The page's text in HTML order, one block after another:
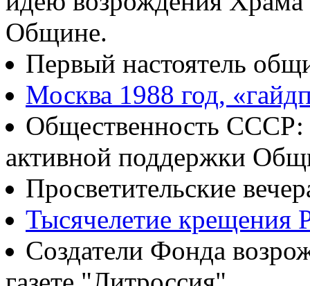
Общине.
Первый настоятель
Москва 1988 год,
Общественность СССР:
активной поддержки
Просветительские
Тысячелетие крещения
Создатели Фонда